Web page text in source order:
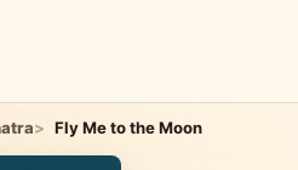
Fly Me to the Moon